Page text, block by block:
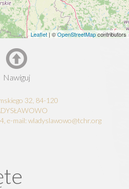
Leaflet | ©OpenStreetMapcontributors
Nawiguj
32, 84-120
e-mail: wladyslawowo@tchr.org